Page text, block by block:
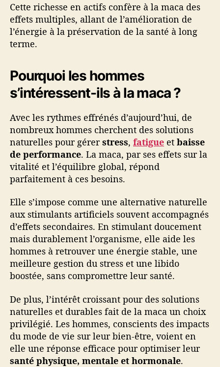
Cette richesse en actifs confère à la maca des
effets multiples, allant de l’amélioration de
l’énergie à la préservation de la santé à long
terme.
Pourquoi les hommes
s’intéressent-ils à la maca ?
Avec les rythmes effrénés d’aujourd’hui, de
nombreux hommes cherchent des solutions
naturelles pour gérerstress, fatigue et baisse
de performance. La maca, par ses effets sur la
vitalité et l’équilibre global, répond
parfaitement à ces besoins.
Elle s’impose comme une alternative naturelle
aux stimulants artificiels souvent accompagnés
d’effets secondaires. En stimulant doucement
mais durablement l’organisme, elle aide les
hommes à retrouver une énergie stable, une
meilleure gestion du stress et une libido
boostée, sans compromettre leur santé.
De plus, l’intérêt croissant pour des solutions
naturelles et durables fait de la maca un choix
privilégié. Les hommes, conscients des impacts
du mode de vie sur leur bien-être, voient en
elle une réponse efficace pour optimiser leur
santé physique, mentale et hormonale.